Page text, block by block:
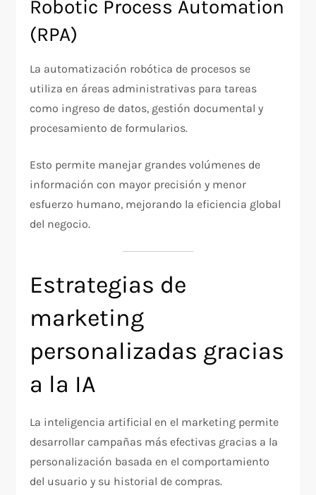
Robotic Process Automation
(RPA)
La automatización robótica de procesos se
utiliza en áreas administrativas para tareas
como ingreso de datos, gestión documental y
procesamiento de formularios.
Esto permite manejar grandes volúmenes de
información con mayor precisión y menor
esfuerzo humano, mejorando la eficiencia global
del negocio.
Estrategias de
marketing
personalizadas gracias
a la IA
La inteligencia artificial en el marketing permite
desarrollar campañas más efectivas gracias a la
personalización basada en el comportamiento
del usuario y su historial de compras.